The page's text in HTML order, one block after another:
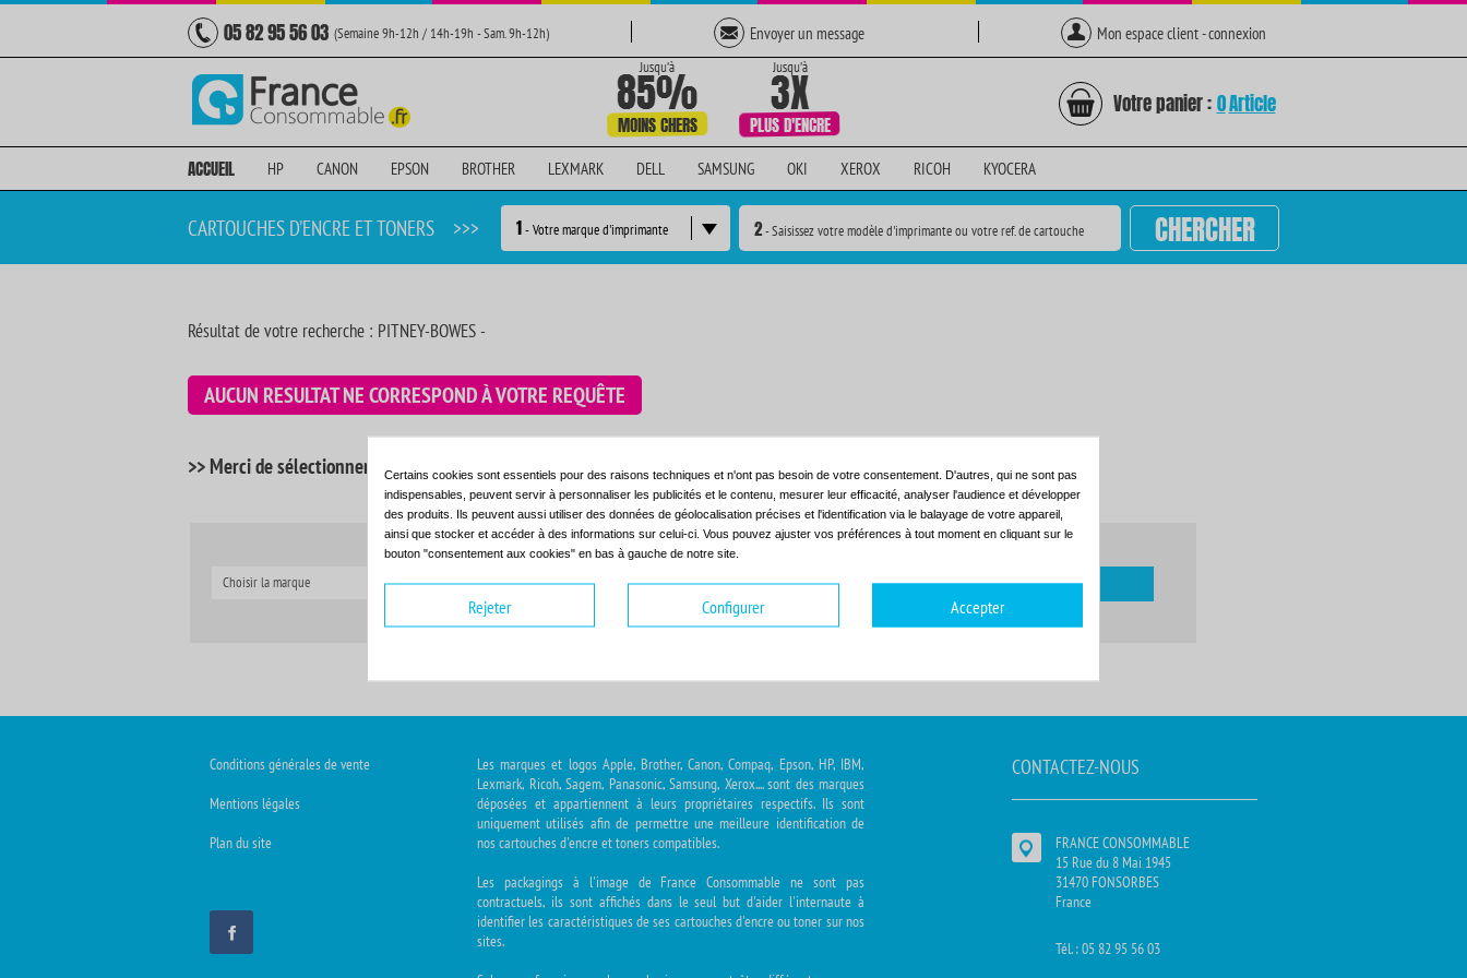
05 82 95 56 03 (Semaine 9h-12h / 14h-19h - Sam. 9h-12h) Envoyer un message Mon espace client - connexion
Votre panier : 0Article
ACCUEIL HP CANON EPSON BROTHER LEXMARK DELL SAMSUNG OKI XEROX RICOH KYOCERA
CARTOUCHES D'ENCRE ET TONERS >>> 1- Votre marque d'imprimante 2- Saisissez votre modèle d'imprimante ou votre ref. de cartouche CHERCHER
Résultat de votre recherche : PITNEY-BOWES -
AUCUN RESULTAT NE CORRESPOND À VOTRE REQUÊTE
>> Merci de sélectionner votre imprimante en utilisant le moteur de recherche ci-dessous:
Choisir la marque Choisir la gamme Choisir le modèle
Conditions générales de vente
Mentions légales
Plan du site
Les marques et logos Apple, Brother, Canon, Compaq, Epson, HP, IBM,
Lexmark, Ricoh, Sagem, Panasonic, Samsung, Xerox.... sont des marques
déposées et appartiennent à leurs propriétaires respectifs. Ils sont
uniquement utilisés afin de permettre une meilleure identification de
nos cartouches d'encre et toners compatibles.
Les packagings à l'image de France Consommable ne sont pas
contractuels, ils sont affichés dans le seul but d'aider l'internaute à
identifier les caractéristiques de ses cartouches d'encre ou toner sur nos
sites.
CONTACTEZ-NOUS
FRANCE CONSOMMABLE
15 Rue du 8 Mai 1945
31470 FONSORBES
France
Tél. : 05 82 95 56 03
Certains cookies sont essentiels pour des raisons techniques et n'ont pas besoin de votre consentement. D'autres, qui ne sont pas
indispensables, peuvent servir à personnaliser les publicités et le contenu, mesurer leur efficacité, analyser l'audience et développer
des produits. Ils peuvent aussi utiliser des données de géolocalisation précises et l'identification via le balayage de votre appareil,
ainsi que stocker et accéder à des informations sur celui-ci. Vous pouvez ajuster vos préférences à tout moment en cliquant sur le
bouton "consentement aux cookies" en bas à gauche de notre site.
Rejeter Configurer Accepter